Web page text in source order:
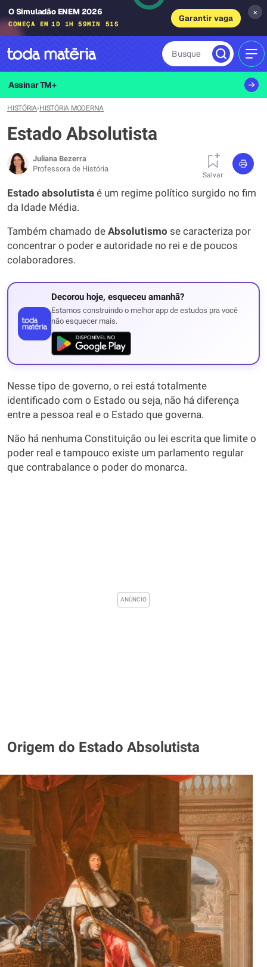
O Simuladão ENEM 2026
COMEÇA EM 1D 1H 59MIN 50S
Garantir vaga
×
Busque
Assinar TM+
HISTÓRIA›HISTÓRIA MODERNA
Estado Absolutista
Juliana Bezerra
Professora de História
Salvar
Estado absolutista é um regime político surgido no fim
da Idade Média.
Também chamado de Absolutismo se caracteriza por
concentrar o poder e autoridade no rei e de poucos
colaboradores.
Decorou hoje, esqueceu amanhã?
Estamos construindo o melhor app de estudos pra você
não esquecer mais.
Nesse tipo de governo, o rei está totalmente
identificado com o Estado ou seja, não há diferença
entre a pessoa real e o Estado que governa.
Não há nenhuma Constituição ou lei escrita que limite o
poder real e tampouco existe um parlamento regular
que contrabalance o poder do monarca.
Origem do Estado Absolutista